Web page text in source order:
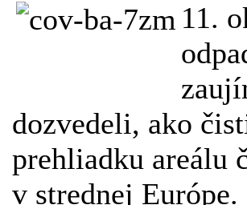
11.
dozvedeli, ako
prehliadku areálu
v strednej Európe.